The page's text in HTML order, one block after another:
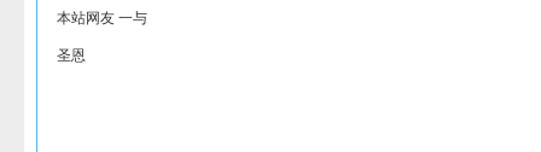
本站网友 一与
圣恩